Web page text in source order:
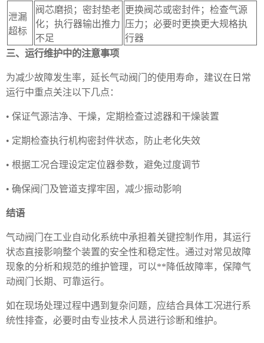
泄漏
超标
阀芯磨损；密封垫老
化；执行器输出推力
不足
更换阀芯或密封件；检查气源
压力；必要时更换更大规格执
行器
三、运行维护中的注意事项
为减少故障发生率，延长气动阀门的使用寿命，建议在日常
运行中重点关注以下几点：
• 保证气源洁净、干燥，定期检查过滤器和干燥装置
• 定期检查执行机构密封件状态，防止老化失效
• 根据工况合理设定定位器参数，避免过度调节
• 确保阀门及管道支撑牢固，减少振动影响
结语
气动阀门在工业自动化系统中承担着关键控制作用，其运行
状态直接影响整个装置的安全性和稳定性。通过对常见故障
现象的分析和规范的维护管理，可以**降低故障率，保障气
动阀门长期、可靠运行。
如在现场处理过程中遇到复杂问题，应结合具体工况进行系
统性排查，必要时由专业技术人员进行诊断和维护。